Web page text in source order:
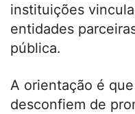
instituições
entidades
pública.
A orientação é
desconfiem de